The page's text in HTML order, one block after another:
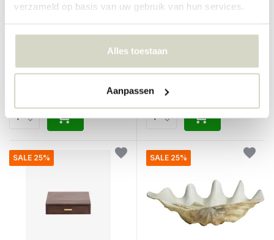
verzameld op basis van uw gebruik van hun services.
Alles toestaan
Aanpassen
Ras peper/zout molen groen
Incl. btw
Valery opbergbox
Incl. btw
• Op voorraad
SALE 25% SALE 25%